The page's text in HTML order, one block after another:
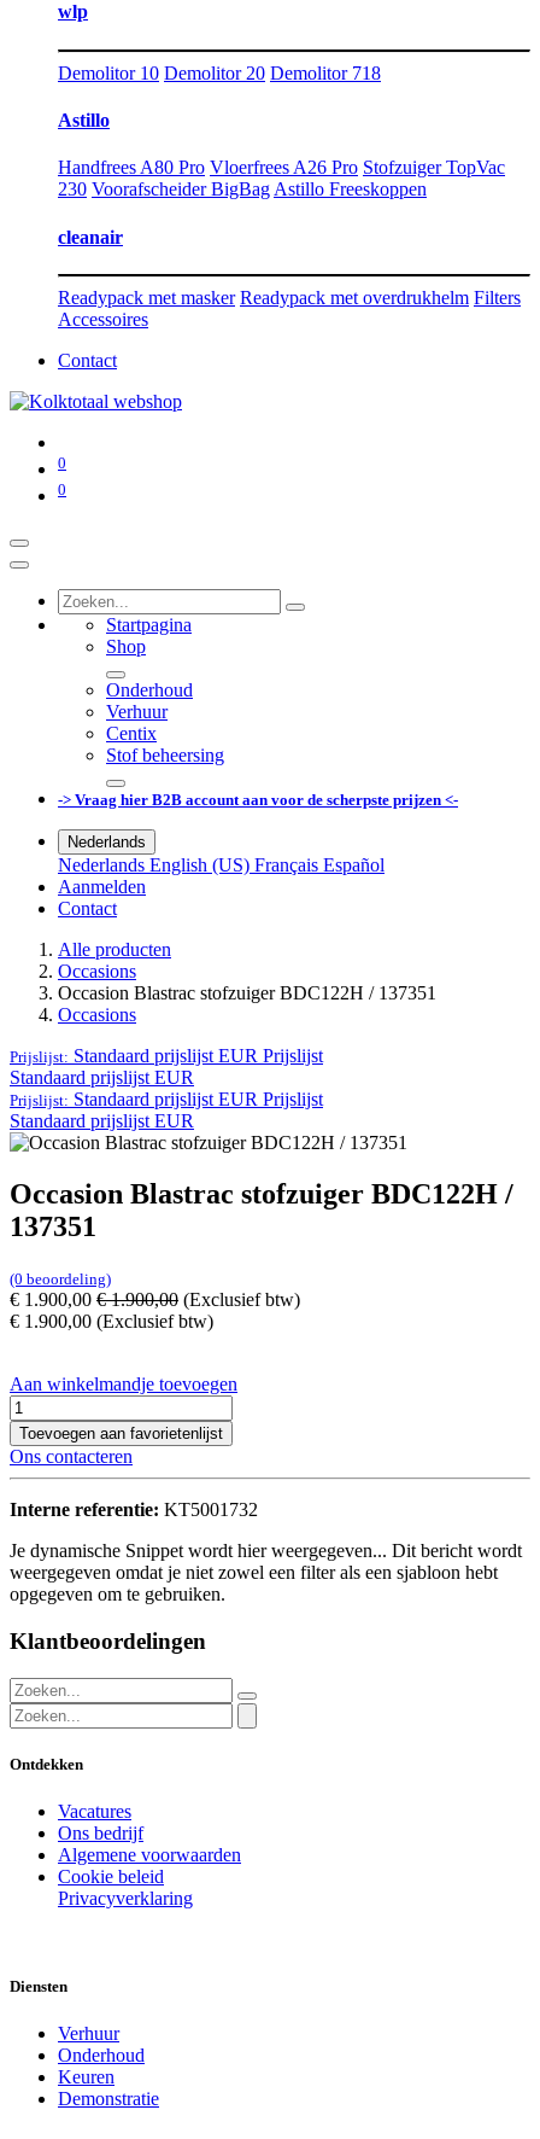
wlp
Demolitor 10 Demolitor 20 Demolitor 718
Astillo
Handfrees A80 Pro Vloerfrees A26 Pro Stofzuiger TopVac
230 Voorafscheider BigBag Astillo Freeskoppen
cleanair
Readypack met masker Readypack met overdrukhelm Filters
Accessoires
Contact
0
0
Startpagina
Shop
Onderhoud
Verhuur
Centix
Stof beheersing
-> Vraag hier B2B account aan voor de scherpste prijzen <-
Nederlands
Nederlands English (US) Français Español
Aanmelden
Contact
Alle producten
Occasions
Occasion Blastrac stofzuiger BDC122H / 137351
Occasions
Prijslijst: Standaard prijslijst EUR Prijslijst
Standaard prijslijst EUR
Prijslijst: Standaard prijslijst EUR Prijslijst
Standaard prijslijst EUR
Occasion Blastrac stofzuiger BDC122H /
137351
(0 beoordeling)
€ 1.900,00 €1.900,00 (Exclusief btw)
€ 1.900,00 (Exclusief btw)
Aan winkelmandje toevoegen
Toevoegen aan favorietenlijst
Ons contacteren
Interne referentie: KT5001732
Je dynamische Snippet wordt hier weergegeven... Dit bericht wordt
weergegeven omdat je niet zowel een filter als een sjabloon hebt
opgegeven om te gebruiken.
Klantbeoordelingen
Ontdekken
Vacatures
Ons bedrijf
Algemene voorwaarden
Cookie beleid
Privacyverklaring
Diensten
Verhuur
Onderhoud
Keuren
Demonstratie